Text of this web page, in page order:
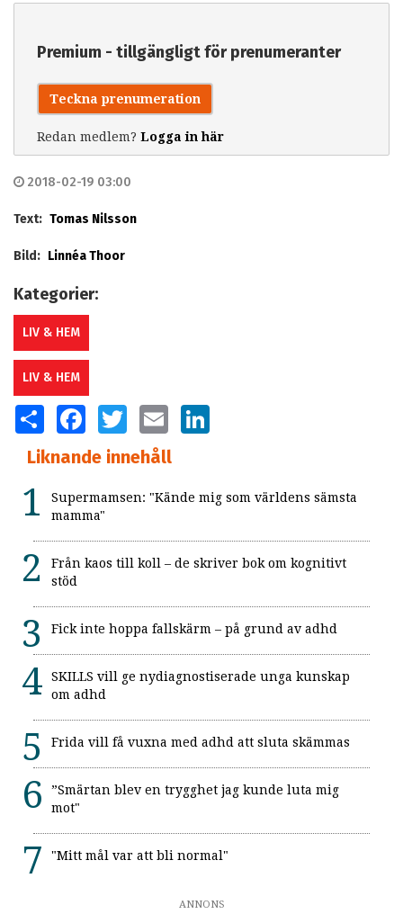
Premium - tillgängligt för prenumeranter
Teckna prenumeration
Redan medlem? Logga in här
2018-02-19 03:00
Text: Tomas Nilsson
Bild: Linnéa Thoor
Kategorier:
LIV & HEM
LIV & HEM
SHARE FACEBOOKTWITTER EMAIL
Liknande innehåll
Supermamsen: "Kände mig som världens sämsta
mamma"
Från kaos till koll – de skriver bok om kognitivt
stöd
Fick inte hoppa fallskärm – på grund av adhd
SKILLS vill ge nydiagnostiserade unga kunskap
om adhd
Frida vill få vuxna med adhd att sluta skämmas
”Smärtan blev en trygghet jag kunde luta mig
mot"
"Mitt mål var att bli normal"
ANNONS